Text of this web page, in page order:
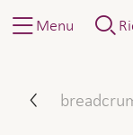
Menu